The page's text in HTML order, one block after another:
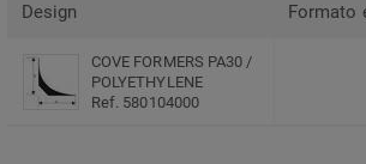
Design Formato
COVE FORMERS PA30 /
POLYETHYLENE
Ref. 580104000